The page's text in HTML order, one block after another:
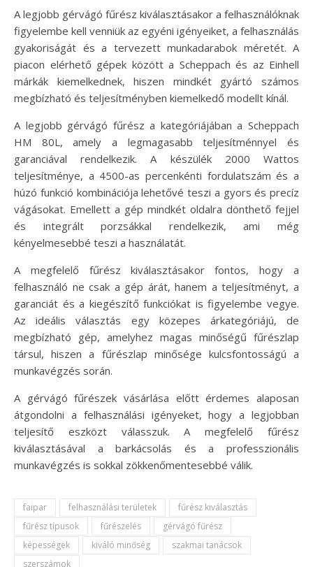
A legjobb gérvágó fűrész kiválasztásakor a felhasználóknak
figyelembe kell venniük az egyéni igényeiket, a felhasználás
gyakoriságát és a tervezett munkadarabok méretét. A
piacon elérhető gépek között a Scheppach és az Einhell
márkák kiemelkednek, hiszen mindkét gyártó számos
megbízható és teljesítményben kiemelkedő modellt kínál.
A legjobb gérvágó fűrész a kategóriájában a Scheppach
HM 80L, amely a legmagasabb teljesítménnyel és
garanciával rendelkezik. A készülék 2000 Wattos
teljesítménye, a 4500-as percenkénti fordulatszám és a
húzó funkció kombinációja lehetővé teszi a gyors és precíz
vágásokat. Emellett a gép mindkét oldalra dönthető fejjel
és integrált porzsákkal rendelkezik, ami még
kényelmesebbé teszi a használatát.
A megfelelő fűrész kiválasztásakor fontos, hogy a
felhasználó ne csak a gép árát, hanem a teljesítményt, a
garanciát és a kiegészítő funkciókat is figyelembe vegye.
Az ideális választás egy közepes árkategóriájú, de
megbízható gép, amelyhez magas minőségű fűrészlap
társul, hiszen a fűrészlap minősége kulcsfontosságú a
munkavégzés során.
A gérvágó fűrészek vásárlása előtt érdemes alaposan
átgondolni a felhasználási igényeket, hogy a legjobban
teljesítő eszközt válasszuk. A megfelelő fűrész
kiválasztásával a barkácsolás és a professzionális
munkavégzés is sokkal zökkenőmentesebbé válik.
faipar felhasználási területek
fűrész kiválasztás
fűrész típusok
fűrészelés
gérvágó fűrész
képességek
kiváló minőség
szakmai tanácsok
szerszámok